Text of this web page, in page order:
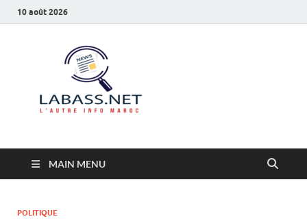
10 août 2026
MAIN MENU
POLITIQUE